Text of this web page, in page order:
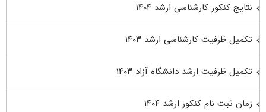
نتایج کنکور کارشناسی ارشد ۱۴۰۴
تکمیل ظرفیت کارشناسی ارشد ۱۴۰۳
تکمیل ظرفیت ارشد دانشگاه آزاد ۱۴۰۳
زمان ثبت نام کنکور ارشد ۱۴۰۴